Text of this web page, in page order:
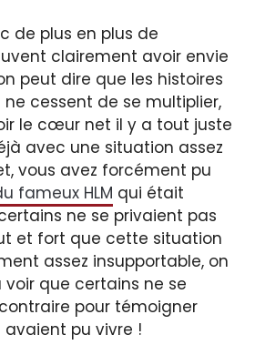
de plus en plus de
clairement avoir envie
peut dire que les histoires
cessent de se multiplier,
le cœur net il y a tout juste
avec une situation assez
vous avez forcément pu
fameux HLM qui était
ne se privaient pas
et fort que cette situation
assez insupportable, on
que certains ne se
pour témoigner
avaient pu vivre !